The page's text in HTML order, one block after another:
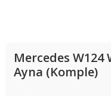
Mercedes W124
Ayna (Komple)